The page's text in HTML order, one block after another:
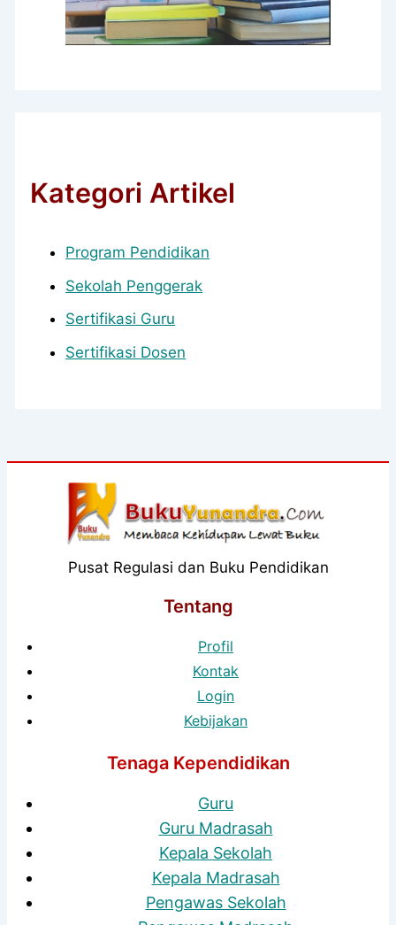
Kategori Artikel
Program Pendidikan
Sekolah Penggerak
Sertifikasi Guru
Sertifikasi Dosen
Pusat Regulasi dan Buku Pendidikan
Tentang
Profil
Kontak
Login
Kebijakan
Tenaga Kependidikan
Guru
Guru Madrasah
Kepala Sekolah
Kepala Madrasah
Pengawas Sekolah